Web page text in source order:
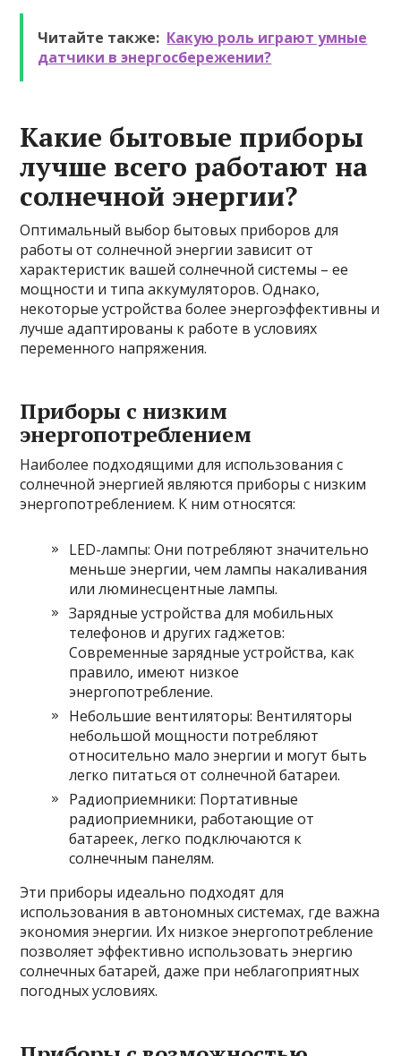
Читайте также: Какую роль играют умные
датчики в энергосбережении?
Какие бытовые приборы
лучше всего работают на
солнечной энергии?
Оптимальный выбор бытовых приборов для
работы от солнечной энергии зависит от
характеристик вашей солнечной системы – ее
мощности и типа аккумуляторов. Однако,
некоторые устройства более энергоэффективны и
лучше адаптированы к работе в условиях
переменного напряжения.
Приборы с низким
энергопотреблением
Наиболее подходящими для использования с
солнечной энергией являются приборы с низким
энергопотреблением. К ним относятся:
LED-лампы: Они потребляют значительно
меньше энергии, чем лампы накаливания
или люминесцентные лампы.
Зарядные устройства для мобильных
телефонов и других гаджетов:
Современные зарядные устройства, как
правило, имеют низкое
энергопотребление.
Небольшие вентиляторы: Вентиляторы
небольшой мощности потребляют
относительно мало энергии и могут быть
легко питаться от солнечной батареи.
Радиоприемники: Портативные
радиоприемники, работающие от
батареек, легко подключаются к
солнечным панелям.
Эти приборы идеально подходят для
использования в автономных системах, где важна
экономия энергии. Их низкое энергопотребление
позволяет эффективно использовать энергию
солнечных батарей, даже при неблагоприятных
погодных условиях.